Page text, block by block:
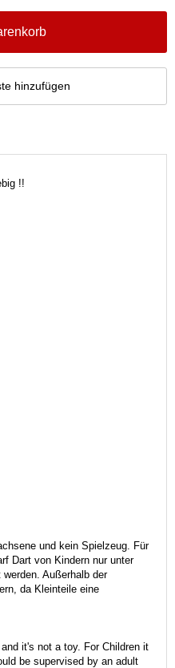
hinzufügen
!!
und kein Spielzeug. Für
Dart von Kindern nur unter
Außerhalb der
da Kleinteile eine
it's not a toy. For Children it
be supervised by an adult